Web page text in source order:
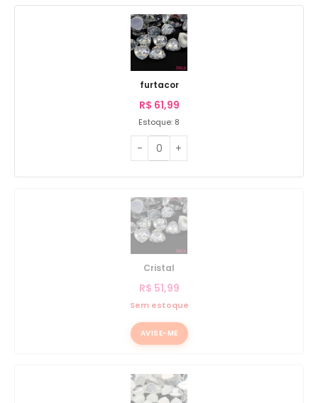
furtacor
R$ 61,99
Estoque: 8
Cristal
R$ 51,99
Sem estoque
AVISE-ME